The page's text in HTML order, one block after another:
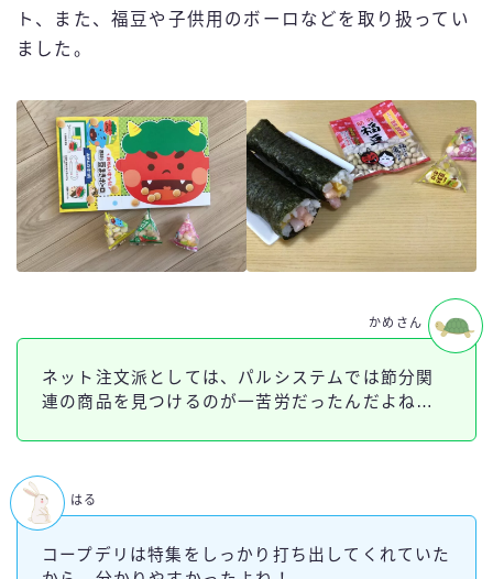
ト、また、福豆や子供用のボーロなどを取り扱ってい
ました。
ネット注文派としては、パルシステムでは節分関
連の商品を見つけるのが一苦労だったんだよね…
かめさん
コープデリは特集をしっかり打ち出してくれていた
はる